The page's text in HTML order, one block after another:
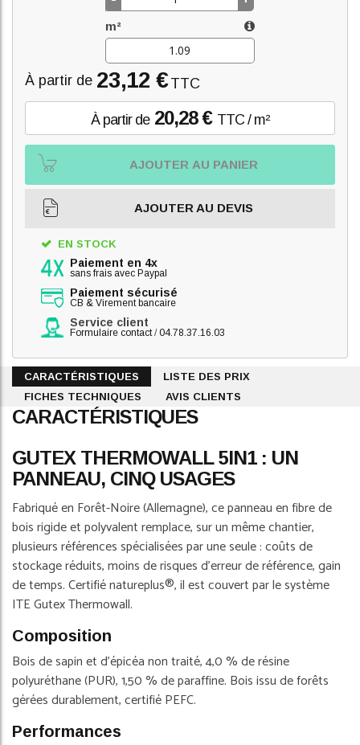
m²
À partir de 23,12 € TTC
À partir de20,28 € TTC / m²
AJOUTER AU PANIER
AJOUTER AU DEVIS
EN STOCK
Paiement en 4x
sans frais avec Paypal
Paiement sécurisé
CB & Virement bancaire
Service client
Formulaire contact/04.78.37.16.03
CARACTÉRISTIQUES
LISTE DES PRIX
FICHES TECHNIQUES
AVIS CLIENTS
CARACTÉRISTIQUES
GUTEX THERMOWALL 5IN1 : UN
PANNEAU, CINQ USAGES
Fabriqué en Forêt-Noire (Allemagne), ce panneau en fibre de
bois rigide et polyvalent remplace, sur un même chantier,
plusieurs références spécialisées par une seule : coûts de
stockage réduits, moins de risques d'erreur de référence, gain
de temps. Certifié natureplus®, il est couvert par le système
ITE Gutex Thermowall.
Composition
Bois de sapin et d'épicéa non traité, 4,0 % de résine
polyuréthane (PUR), 1,50 % de paraffine. Bois issu de forêts
gérées durablement, certifié PEFC.
Performances